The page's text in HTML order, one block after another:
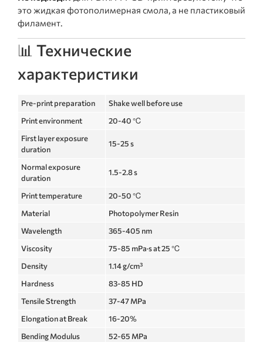
это жидкая фотополимерная смола, а не пластиковый
филамент.
📊 Технические
характеристики
Pre-print preparation
Shake well before use
Print environment
20-40 ℃
First layer exposure
duration
15-25 s
Normal exposure
duration
1.5-2.8 s
Print temperature
20-50 ℃
Material
Photopolymer Resin
Wavelength
365-405 nm
Viscosity
75-85 mPa·s at 25 ℃
Density
1.14 g/cm³
Hardness
83-85 HD
Tensile Strength
37-47 MPa
Elongation at Break
16-20%
Bending Modulus
52-65 MPa